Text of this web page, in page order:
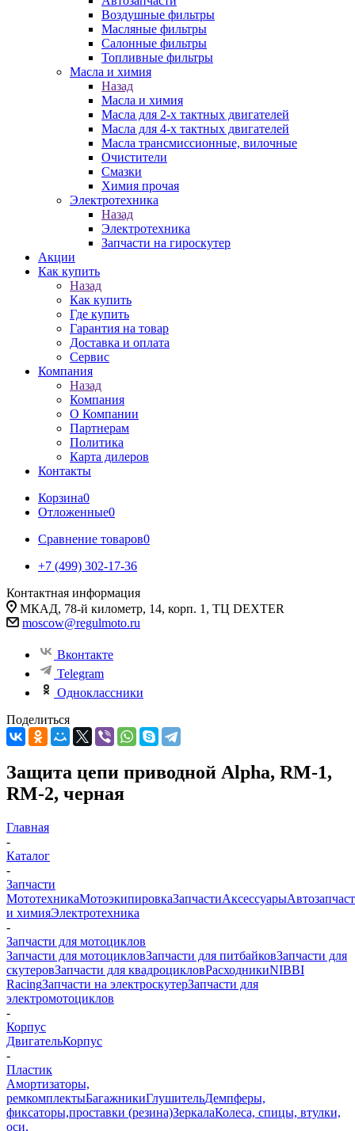
Воздушные фильтры
Масляные фильтры
Салонные фильтры
Топливные фильтры
Масла и химия
Назад
Масла и химия
Масла для 2-х тактных двигателей
Масла для 4-х тактных двигателей
Масла трансмиссионные, вилочные
Очистители
Смазки
Химия прочая
Электротехника
Назад
Электротехника
Запчасти на гироскутер
Акции
Как купить
Назад
Как купить
Где купить
Гарантия на товар
Доставка и оплата
Сервис
Компания
Назад
Компания
О Компании
Партнерам
Политика
Карта дилеров
Контакты
Корзина0
Отложенные0
Сравнение товаров0
+7 (499) 302-17-36
Контактная информация
МКАД, 78-й километр, 14, корп. 1, ТЦ DEXTER
moscow@regulmoto.ru
Вконтакте
Telegram
Одноклассники
Поделиться
Защита цепи приводной Alpha, RM-1,
RM-2, черная
Главная
-
Каталог
-
Запчасти
МототехникаМотоэкипировкаЗапчастиАксессуары
и химияЭлектротехника
-
Запчасти для мотоциклов
Запчасти для мотоцикловЗапчасти для питбайковЗапчасти для
скутеровЗапчасти для квадроцикловРасходникиNIBBI
RacingЗапчасти на электроскутерЗапчасти для
электромотоциклов
-
Корпус
ДвигательКорпус
-
Пластик
Амортизаторы,
ремкомплектыБагажникиГлушительДемпферы,
фиксаторы,проставки (резина)ЗеркалаКолеса, спицы, втулки,
оси,